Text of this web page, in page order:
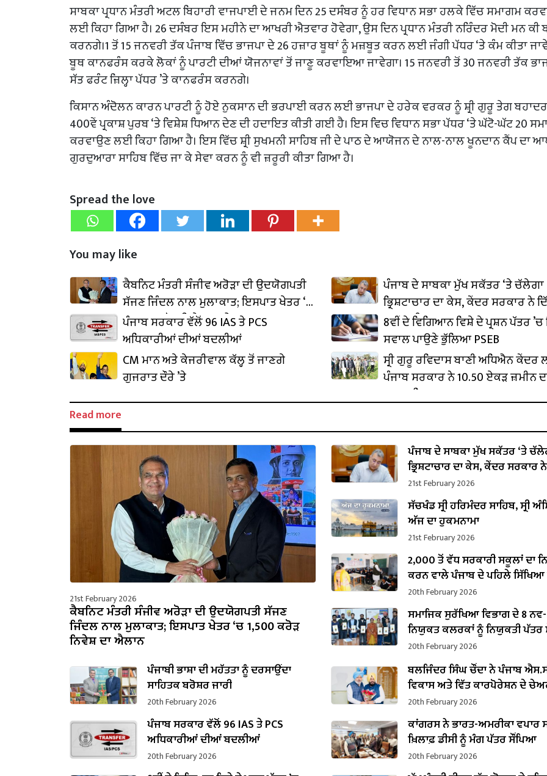
ਸਾਬਕਾ ਪ੍ਰਧਾਨ ਮੰਤਰੀ ਅਟਲ ਬਿਹਾਰੀ ਵਾਜਪਾਈ ਦੇ ਜਨਮ ਦਿਨ 25 ਦਸੰਬਰ ਨੂੰ ਹਰ ਵਿਧਾਨ ਸਭਾ ਹਲਕੇ ਵਿੱਚ ਸਮਾਗਮ
ਲਈ ਕਿਹਾ ਗਿਆ ਹੈ। 26 ਦਸੰਬਰ ਇਸ ਮਹੀਨੇ ਦਾ ਆਖਰੀ ਐਤਵਾਰ ਹੋਵੇਗਾ, ਉਸ ਦਿਨ ਪ੍ਰਧਾਨ ਮੰਤਰੀ ਨਰਿੰਦਰ ਮੋਦੀ ਮਨ ਕੀ
ਕਰਨਗੇ।1 ਤੋਂ 15 ਜਨਵਰੀ ਤੱਕ ਪੰਜਾਬ ਵਿੱਚ ਭਾਜਪਾ ਦੇ 26 ਹਜ਼ਾਰ ਬੂਥਾਂ ਨੂੰ ਮਜ਼ਬੂਤ ​​ਕਰਨ ਲਈ ਜੰਗੀ ਪੱਧਰ ‘ਤੇ ਕੰਮ ਕੀਤਾ
ਬੂਥ ਕਾਨਫਰੰਸ ਕਰਕੇ ਲੋਕਾਂ ਨੂੰ ਪਾਰਟੀ ਦੀਆਂ ਯੋਜਨਾਵਾਂ ਤੋਂ ਜਾਣੂ ਕਰਵਾਇਆ ਜਾਵੇਗਾ। 15 ਜਨਵਰੀ ਤੋਂ 30 ਜਨਵਰੀ ਤੱਕ
ਸੱਤ ਫਰੰਟ ਜ਼ਿਲ੍ਹਾ ਪੱਧਰ ’ਤੇ ਕਾਨਫਰੰਸ ਕਰਨਗੇ।
ਕਿਸਾਨ ਅੰਦੋਲਨ ਕਾਰਨ ਪਾਰਟੀ ਨੂੰ ਹੋਏ ਨੁਕਸਾਨ ਦੀ ਭਰਪਾਈ ਕਰਨ ਲਈ ਭਾਜਪਾ ਦੇ ਹਰੇਕ ਵਰਕਰ ਨੂੰ ਸ਼੍ਰੀ ਗੁਰੂ ਤੇਗ
400ਵੇਂ ਪ੍ਰਕਾਸ਼ ਪੁਰਬ ‘ਤੇ ਵਿਸ਼ੇਸ਼ ਧਿਆਨ ਦੇਣ ਦੀ ਹਦਾਇਤ ਕੀਤੀ ਗਈ ਹੈ। ਇਸ ਵਿਚ ਵਿਧਾਨ ਸਭਾ ਪੱਧਰ ‘ਤੇ ਘੱਟੋ-ਘੱਟ 20
ਕਰਵਾਉਣ ਲਈ ਕਿਹਾ ਗਿਆ ਹੈ। ਇਸ ਵਿੱਚ ਸ਼੍ਰੀ ਸੁਖਮਨੀ ਸਾਹਿਬ ਜੀ ਦੇ ਪਾਠ ਦੇ ਆਯੋਜਨ ਦੇ ਨਾਲ-ਨਾਲ ਖੂਨਦਾਨ ਕੈਂਪ ਦਾ
ਗੁਰਦੁਆਰਾ ਸਾਹਿਬ ਵਿੱਚ ਜਾ ਕੇ ਸੇਵਾ ਕਰਨ ਨੂੰ ਵੀ ਜ਼ਰੂਰੀ ਕੀਤਾ ਗਿਆ ਹੈ।
Spread the love
You may like
ਕੈਬਨਿਟ ਮੰਤਰੀ ਸੰਜੀਵ ਅਰੋੜਾ ਦੀ ਉਦਯੋਗਪਤੀ
ਸੱਜਣ ਜਿੰਦਲ ਨਾਲ ਮੁਲਾਕਾਤ; ਇਸਪਾਤ ਖੇਤਰ ‘ਚ
₹1,500 ਕਰੋੜ ਨਿਵੇਸ਼ ਦਾ ਐਲਾਨ
ਪੰਜਾਬ ਦੇ ਸਾਬਕਾ ਮੁੱਖ ਸਕੱਤਰ ‘ਤੇ ਚੱਲੇਗਾ
ਭ੍ਰਿਸ਼ਟਾਚਾਰ ਦਾ ਕੇਸ, ਕੇਂਦਰ ਸਰਕਾਰ ਨੇ
ਪ੍ਰਵਾਨਗੀ
ਪੰਜਾਬ ਸਰਕਾਰ ਵੱਲੋਂ 96 IAS ਤੇ PCS
ਅਧਿਕਾਰੀਆਂ ਦੀਆਂ ਬਦਲੀਆਂ
8ਵੀਂ ਦੇ ਵਿਗਿਆਨ ਵਿਸ਼ੇ ਦੇ ਪ੍ਰਸ਼ਨ ਪੱਤਰ ’ਚ
ਸਵਾਲ ਪਾਉਣੇ ਭੁੱਲਿਆ PSEB
CM ਮਾਨ ਅਤੇ ਕੇਜਰੀਵਾਲ ਕੱਲ੍ਹ ਤੋਂ ਜਾਣਗੇ
ਗੁਜਰਾਤ ਦੌਰੇ ’ਤੇ
ਸ੍ਰੀ ਗੁਰੂ ਰਵਿਦਾਸ ਬਾਣੀ ਅਧਿਐਨ
ਪੰਜਾਬ ਸਰਕਾਰ ਨੇ 10.50 ਏਕੜ ਜ਼ਮੀਨ
ਕਬਜ਼ਾ ਲਿਆ
Read more
21st February 2026
ਕੈਬਨਿਟ ਮੰਤਰੀ ਸੰਜੀਵ ਅਰੋੜਾ ਦੀ ਉਦਯੋਗਪਤੀ ਸੱਜਣ
ਜਿੰਦਲ ਨਾਲ ਮੁਲਾਕਾਤ; ਇਸਪਾਤ ਖੇਤਰ ‘ਚ ₹1,500 ਕਰੋੜ
ਨਿਵੇਸ਼ ਦਾ ਐਲਾਨ
ਪੰਜਾਬ ਦੇ ਸਾਬਕਾ ਮੁੱਖ ਸਕੱਤਰ ‘ਤੇ
ਭ੍ਰਿਸ਼ਟਾਚਾਰ ਦਾ ਕੇਸ, ਕੇਂਦਰ ਸਰਕਾਰ
ਪ੍ਰਵਾਨਗੀ
21st February 2026
ਸੱਚਖੰਡ ਸ੍ਰੀ ਹਰਿਮੰਦਰ ਸਾਹਿਬ, ਸ੍ਰੀ
ਅੱਜ ਦਾ ਹੁਕਮਨਾਮਾ
21st February 2026
2,000 ਤੋਂ ਵੱਧ ਸਰਕਾਰੀ ਸਕੂਲਾਂ ਦਾ
ਕਰਨ ਵਾਲੇ ਪੰਜਾਬ ਦੇ ਪਹਿਲੇ ਸਿੱਖਿਆ
ਬਣੇ ਹਰਜੋਤ ਸਿੰਘ ਬੈਂਸ
20th February 2026
ਸਮਾਜਿਕ ਸੁਰੱਖਿਆ ਵਿਭਾਗ ਦੇ 8 ਨਵ-
ਨਿਯੁਕਤ ਕਲਰਕਾਂ ਨੂੰ ਨਿਯੁਕਤੀ ਪੱਤਰ
20th February 2026
ਪੰਜਾਬੀ ਭਾਸ਼ਾ ਦੀ ਮਹੱਤਤਾ ਨੂੰ ਦਰਸਾਉਂਦਾ
ਸਾਹਿਤਕ ਬਰੋਸ਼ਰ ਜਾਰੀ
20th February 2026
ਬਲਜਿੰਦਰ ਸਿੰਘ ਚੌਂਦਾ ਨੇ ਪੰਜਾਬ
ਵਿਕਾਸ ਅਤੇ ਵਿੱਤ ਕਾਰਪੋਰੇਸ਼ਨ ਦੇ
ਵਜੋਂ ਸੰਭਾਲਿਆ ਕਾਰਜਭਾਰ
20th February 2026
ਪੰਜਾਬ ਸਰਕਾਰ ਵੱਲੋਂ 96 IAS ਤੇ PCS
ਅਧਿਕਾਰੀਆਂ ਦੀਆਂ ਬਦਲੀਆਂ
20th February 2026
ਕਾਂਗਰਸ ਨੇ ਭਾਰਤ-ਅਮਰੀਕਾ ਵਪਾਰ
ਖ਼ਿਲਾਫ਼ ਡੀਸੀ ਨੂੰ ਮੰਗ ਪੱਤਰ ਸੌਂਪਿਆ
20th February 2026